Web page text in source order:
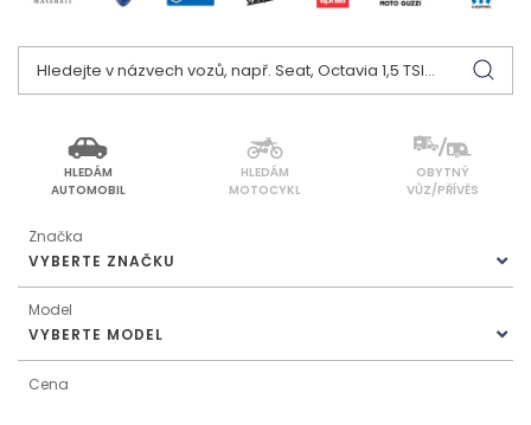
HLEDÁM
AUTOMOBIL
HLEDÁM
MOTOCYKL
OBYTNÝ
VŮZ/PŘÍVĚS
Značka
VYBERTE ZNAČKU
Model
VYBERTE MODEL
Cena